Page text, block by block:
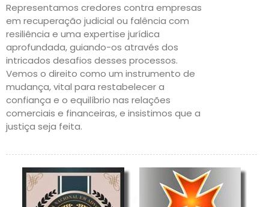
Representamos credores contra empresas
em recuperação judicial ou falência com
resiliência e uma expertise jurídica
aprofundada, guiando-os através dos
intricados desafios desses processos.
Vemos o direito como um instrumento de
mudança, vital para restabelecer a
confiança e o equilíbrio nas relações
comerciais e financeiras, e insistimos que a
justiça seja feita.